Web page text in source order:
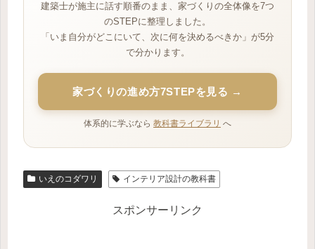
建築士が施主に話す順番のまま、家づくりの全体像を7つ
のSTEPに整理しました。
「いま自分がどこにいて、次に何を決めるべきか」が5分
で分かります。
家づくりの進め方7STEPを見る →
体系的に学ぶなら 教科書ライブラリ へ
いえのコダワリ インテリア設計の教科書
スポンサーリンク